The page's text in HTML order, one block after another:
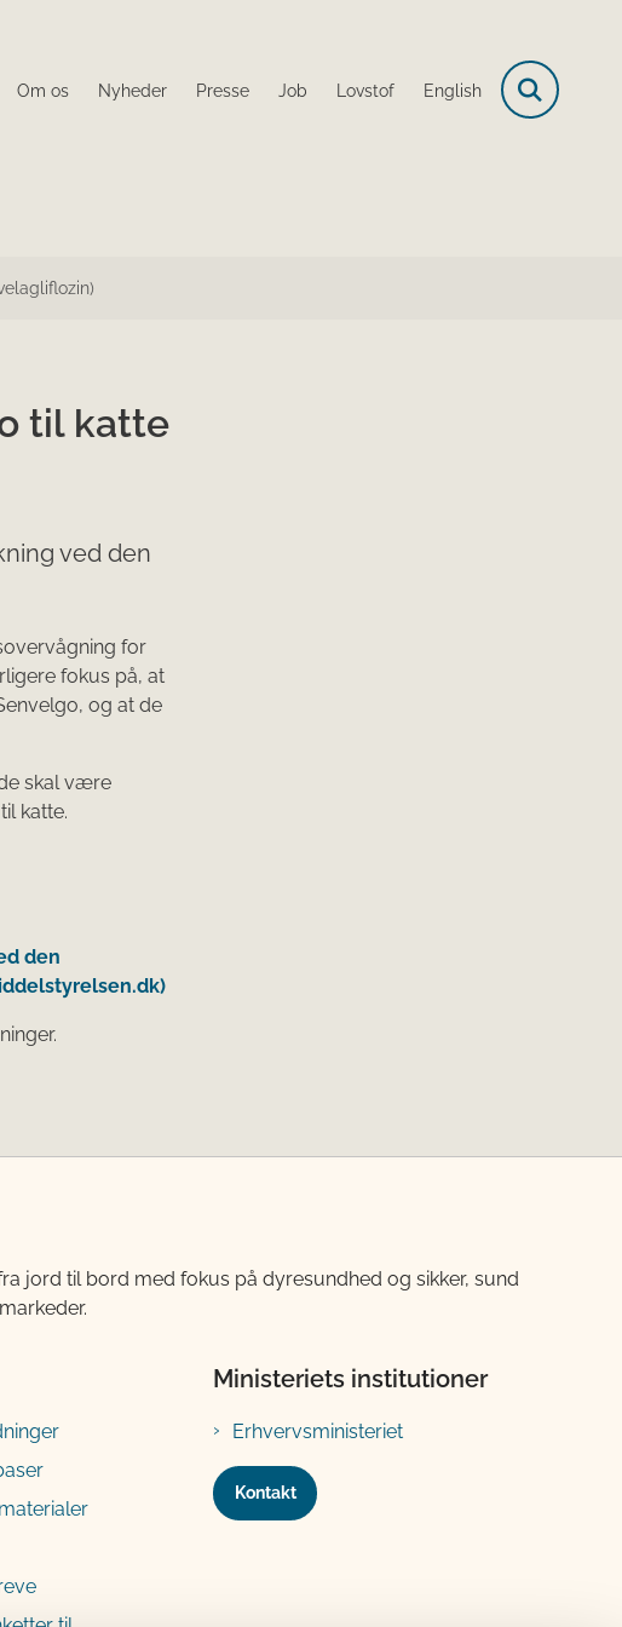
Om os Nyheder Presse Job Lovstof English
til katte
ved den
for
fokus på, at
og at de
skal være
katte.
den
jord til bord med fokus på dyresundhed og sikker, sund
Ministeriets institutioner
Erhvervsministeriet
Kontakt